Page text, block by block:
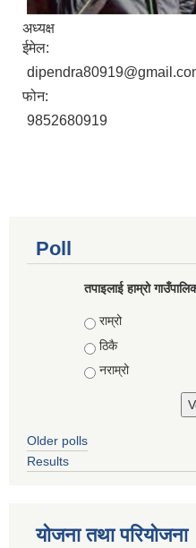
अध्यक्ष
ईमेल:
फोन:
9852680919
Poll
तपाइलाई हाम्रो
Choices
राम्रो
ठिकै
नराम्रो
Older polls
Results
योजना तथा परियोजना